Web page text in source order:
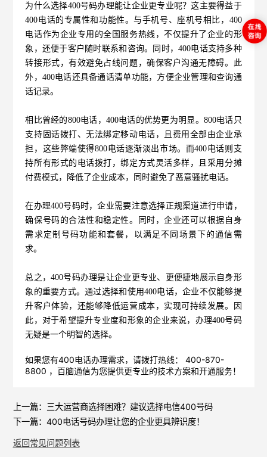
为什么选择400号码办理能让企业更专业呢？这主要得益于
400电话的专属性和功能性。与手机号、座机号相比，400
电话作为企业专用的全国服务热线，不仅提升了企业的形
象，还便于客户随时联系和咨询。同时，400电话支持多种
转接形式，有效避免占线问题，确保客户沟通无障碍。此
外，400电话还具备通话清单功能，方便企业管理和查询通
话记录。
相比曾经的800电话，400电话的优势更为明显。800电话只
支持固话拨打、无法绑定移动电话，且费用全部由企业承
担，这些弊端使得800电话逐渐淡出市场。而400电话则支
持所有形式的电话拨打，绑定方式灵活多样，且采用分摊
付费模式，降低了企业成本，同时避免了恶意骚扰电话。
在办理400号码时，企业需要注意选择正规渠道进行申请，
确保号码的合法性和稳定性。同时，企业还可以根据自身
需求定制号码功能和套餐，以满足不同场景下的通信需
求。
总之，400号码办理是让企业更专业、更便捷地展示自身形
象的重要方式。通过选择和使用400电话，企业不仅能够提
升客户体验，还能够降低运营成本，实现可持续发展。因
此，对于希望提升专业度和形象的企业来说，办理400号码
无疑是一个明智的选择。
如果您有400电话办理需求，请拨打热线： 400-870-
8800 ，百脑通信为您提供更专业的技术方案和开通服务！
上一篇： 三大运营商选择困难？建议选择电信400号码
下一篇： 400电话号码办理让您的企业更具辨识度！
返回常见问题列表